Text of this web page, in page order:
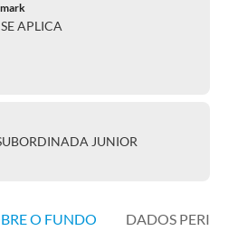
APLICA
JUNIOR
O FUNDO DADOS